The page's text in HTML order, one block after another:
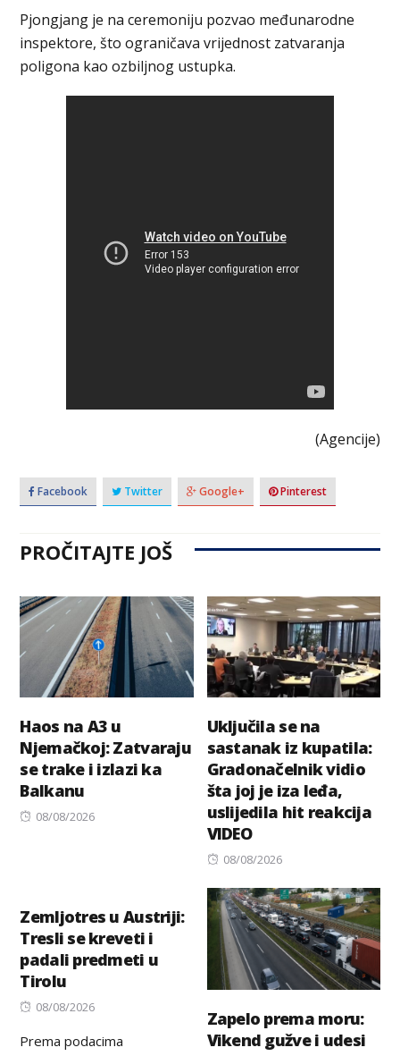
Pjongjang je na ceremoniju pozvao međunarodne
inspektore, što ograničava vrijednost zatvaranja
poligona kao ozbiljnog ustupka.
(Agencije)
Facebook Twitter Google+ Pinterest
PROČITAJTE JOŠ
Haos na A3 u
Njemačkoj: Zatvaraju
se trake i izlazi ka
Balkanu
Posted
08/08/2026
Uključila se na
sastanak iz kupatila:
Gradonačelnik vidio
šta joj je iza leđa,
uslijedila hit reakcija
VIDEO
Posted
08/08/2026
Zemljotres u Austriji:
Tresli se kreveti i
padali predmeti u
Tirolu
Posted
08/08/2026
Prema podacima
Zapelo prema moru:
Vikend gužve i udesi